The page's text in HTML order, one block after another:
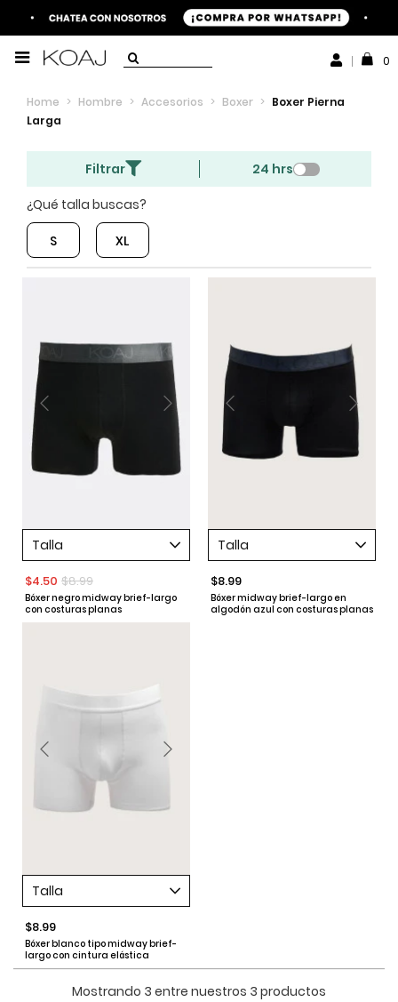
0
Home > Hombre > Accesorios > Boxer > Boxer Pierna
Larga
Filtrar
24 hrs
¿Qué talla buscas?
S XL
Talla
$4.50 $8.99
Bóxer negro midway brief-largo
con costuras planas
Talla
$8.99
Bóxer midway brief-largo en
algodón azul con costuras planas
Talla
$8.99
Bóxer blanco tipo midway brief-
largo con cintura elástica
Mostrando 3 entre nuestros 3 productos